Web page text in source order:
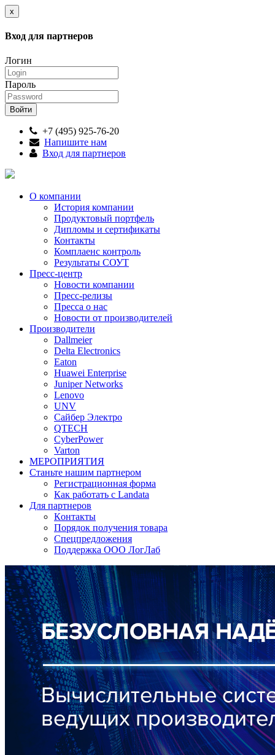
x
Вход для партнеров
Логин
Пароль
+7 (495) 925-76-20
Напишите нам
Вход для партнеров
О компании
История компании
Продуктовый портфель
Дипломы и сертификаты
Контакты
Комплаенс контроль
Результаты СОУТ
Пресс-центр
Новости компании
Пресс-релизы
Пресса о нас
Новости от производителей
Производители
Dallmeier
Delta Electronics
Eaton
Huawei Enterprise
Juniper Networks
Lenovo
UNV
Сайбер Электро
QTECH
CyberPower
Varton
МЕРОПРИЯТИЯ
Станьте нашим партнером
Регистрационная форма
Как работать с Landata
Для партнеров
Кoнтaкты
Порядок получения товара
Спецпредложения
Поддержка ООО ЛогЛаб